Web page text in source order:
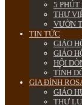
5 PHÚT
THƯ
VƯỜN
TIN TỨC
GIÁO
GIÁO
HỘI
TỈNH
GIA ĐÌNH
GIÁO
THƯ